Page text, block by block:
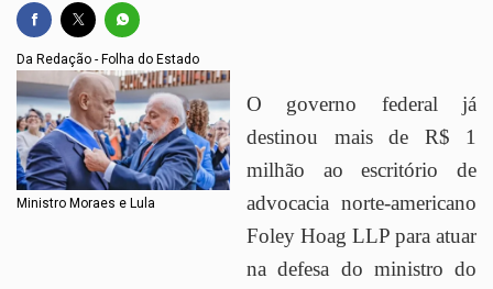
Da Redação - Folha do Estado
Ministro Moraes e Lula
O governo federal já
destinou mais de R$ 1
milhão ao escritório de
advocacia norte-americano
Foley Hoag LLP para atuar
na defesa do ministro do